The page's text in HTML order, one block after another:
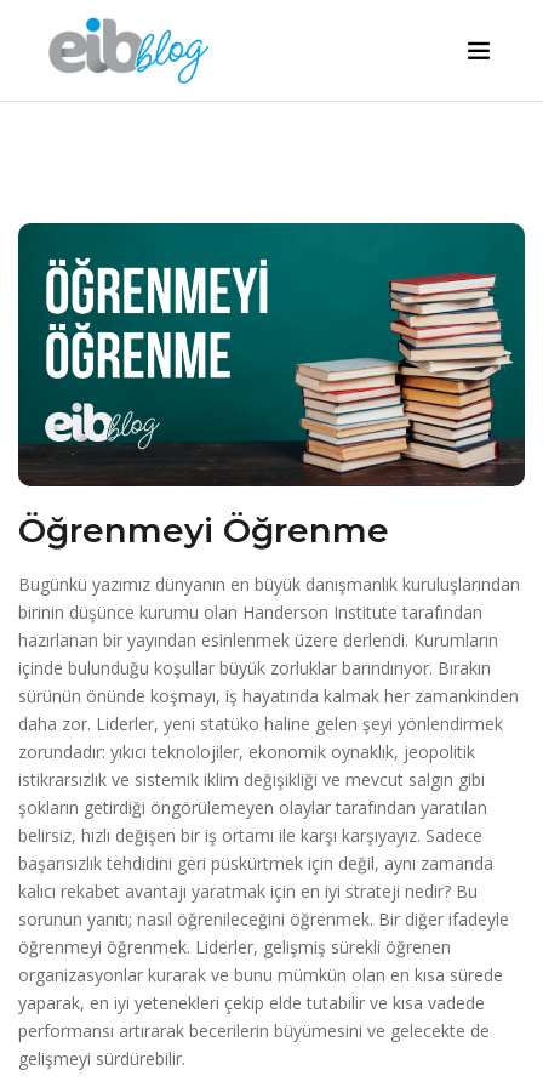
Öğrenmeyi Öğrenme
Bugünkü yazımız dünyanın en büyük danışmanlık kuruluşlarından
birinin düşünce kurumu olan Handerson Institute tarafından
hazırlanan bir yayından esinlenmek üzere derlendi. Kurumların
içinde bulunduğu koşullar büyük zorluklar barındırıyor. Bırakın
sürünün önünde koşmayı, iş hayatında kalmak her zamankinden
daha zor. Liderler, yeni statüko haline gelen şeyi yönlendirmek
zorundadır: yıkıcı teknolojiler, ekonomik oynaklık, jeopolitik
istikrarsızlık ve sistemik iklim değişikliği ve mevcut salgın gibi
şokların getirdiği öngörülemeyen olaylar tarafından yaratılan
belirsiz, hızlı değişen bir iş ortamı ile karşı karşıyayız. Sadece
başarısızlık tehdidini geri püskürtmek için değil, aynı zamanda
kalıcı rekabet avantajı yaratmak için en iyi strateji nedir? Bu
sorunun yanıtı; nasıl öğrenileceğini öğrenmek. Bir diğer ifadeyle
öğrenmeyi öğrenmek. Liderler, gelişmiş sürekli öğrenen
organizasyonlar kurarak ve bunu mümkün olan en kısa sürede
yaparak, en iyi yetenekleri çekip elde tutabilir ve kısa vadede
performansı artırarak becerilerin büyümesini ve gelecekte de
gelişmeyi sürdürebilir.